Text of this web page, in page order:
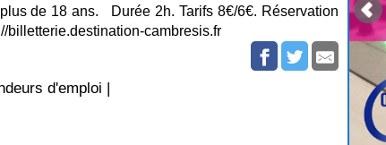
de 18 ans. Durée 2h. Tarifs 8€/6€. Réservation
billetterie.destination-cambresis.fr
d'emploi |